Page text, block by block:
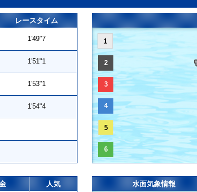
レースタイム
1'49"7
1'51"1
1'53"1
1'54"4
1
2
3
4
5
6
人気 水面気象情報